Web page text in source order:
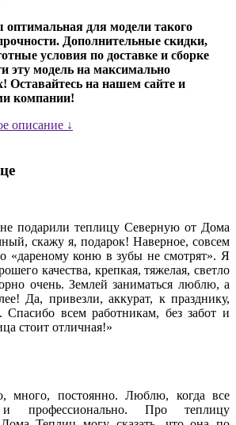
для модели такого
Дополнительные скидки,
условия по доставке и сборке
эту модель на максимально
Оставайтесь на нашем сайте и
компании!
описание ↓
подарили теплицу Северную от Дома
скажу я, подарок! Наверное, совсем
«дареному коню в зубы не смотрят». Я
качества, крепкая, тяжелая, светло
очень. Землей заниматься люблю, а
Да, привезли, аккурат, к празднику,
Спасибо всем работникам, без забот и
стоит отличная!»
много, постоянно. Люблю, когда все
и профессионально. Про теплицу